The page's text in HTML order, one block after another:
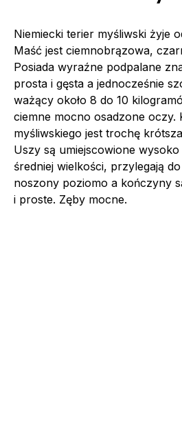
Niemiecki terier myśliwski żyje
Maść jest ciemnobrązowa,
Posiada wyraźne podpalane
prosta i gęsta a jednocześnie
ważący około 8 do 10
ciemne mocno osadzone oczy.
myśliwskiego jest trochę
Uszy są umiejscowione wysoko
średniej wielkości, przylegają
noszony poziomo a kończyny
i proste. Zęby mocne.